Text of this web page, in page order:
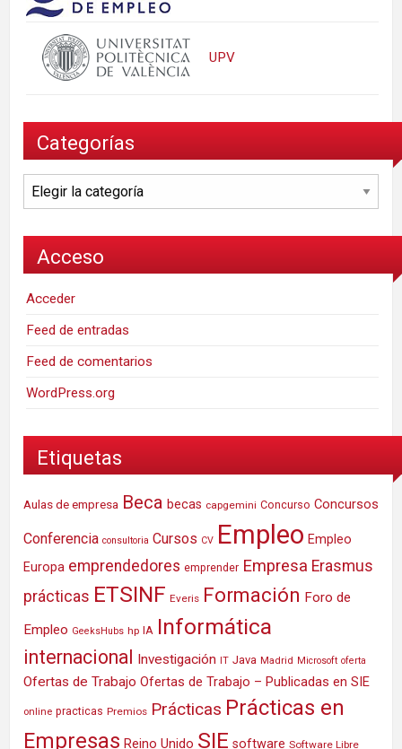
UPV
Categorías
Categorías
Acceso
Acceder
Feed de entradas
Feed de comentarios
WordPress.org
Etiquetas
Aulas de empresa Beca becas capgemini Concurso Concursos
Conferencia consultoria Cursos CV Empleo Empleo
Europa emprendedores emprender Empresa Erasmus
prácticas ETSINF Everis Formación Foro de
Empleo GeeksHubs hp IA Informática
internacional Investigación IT Java Madrid Microsoft oferta
Ofertas de Trabajo Ofertas de Trabajo – Publicadas en SIE
online practicas Premios Prácticas Prácticas en
Empresas Reino Unido SIE software Software Libre